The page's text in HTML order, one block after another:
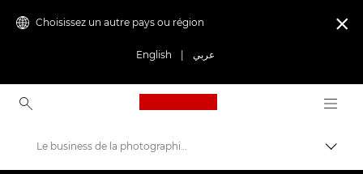
Choisissez un autre pays ou région
English عربي

Canon Logo, back to
Le business de la photographie de paysage